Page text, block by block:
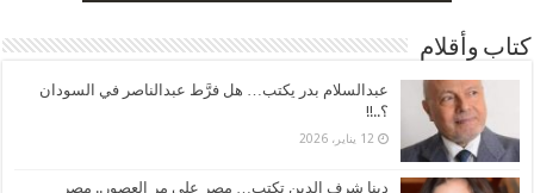
كتاب وأقلام
عبدالسلام بدر يكتب… هل فرَّط عبدالناصر في السودان
؟..!!
12 يناير، 2026
دينا شرف الدين تكتب… مصر على مر العصور.. مصر